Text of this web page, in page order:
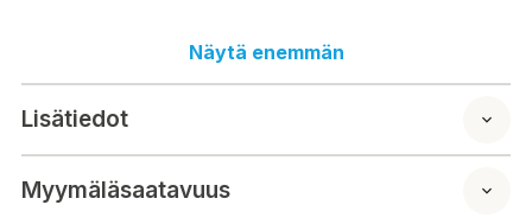
(Huom. Valitettavasti väriä ei voi valita verkkokaupasta
Tuotteen pituus/syvyys: 16cm
Tuotteen leveys: 16cm
Näytä enemmän
Lisätiedot
Myymäläsaatavuus